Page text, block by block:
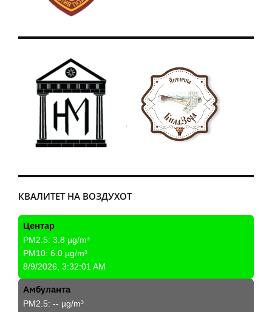
КВАЛИТЕТ НА ВОЗДУХОТ
Центар
PM2.5: 3.8 µg/m³
PM10: 6.0 µg/m³
8/9/2026, 3:32:01 AM
Амбуланта
PM2.5: -- µg/m³